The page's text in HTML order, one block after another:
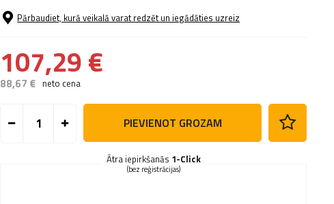
Pārbaudiet, kurā veikalā varat redzēt un iegādāties uzreiz
107,29 €
88,67 € neto cena
PIEVIENOT GROZAM
Ātra iepirkšanās 1-Click
(bez reģistrācijas)